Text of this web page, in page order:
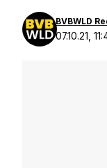
07.10.21,
BVBWLD